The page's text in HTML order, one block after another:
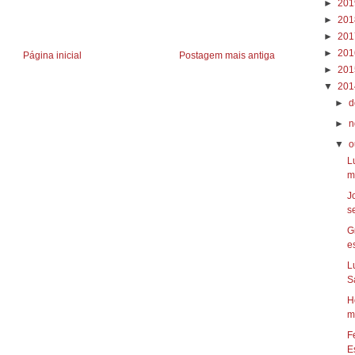
Postagem mais antiga
Página inicial
►
►
►
►
►
▼
►
►
▼